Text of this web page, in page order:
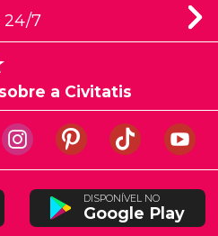
24/7
a Civitatis
DISPONÍVEL NO
Google Play